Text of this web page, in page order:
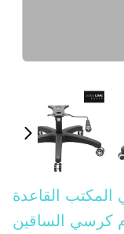
المكتب القاعدة